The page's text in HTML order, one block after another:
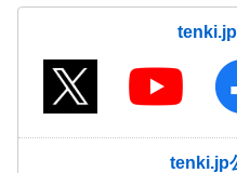
tenki.jp